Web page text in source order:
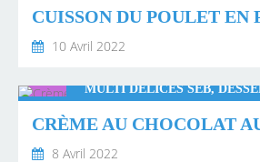
CUISSON DU POULET EN
10 Avril 2022
MULTI DÉLICES SEB,
8 Avril 2022